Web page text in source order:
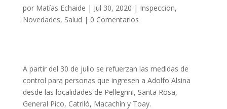
por Matías Echaide | Jul 30, 2020 | Inspeccion,
Novedades, Salud | 0 Comentarios
A partir del 30 de julio se refuerzan las medidas de
control para personas que ingresen a Adolfo Alsina
desde las localidades de Pellegrini, Santa Rosa,
General Pico, Catriló, Macachín y Toay.